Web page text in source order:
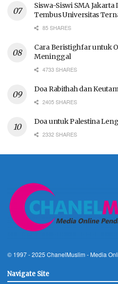
Siswa-Siswi SMA
Tembus Universitas
85 SHARES
Cara Beristighfar untuk
Meninggal
4733 SHARES
Doa Rabithah dan
2405 SHARES
Doa untuk Palestina
2332 SHARES
© 1997 - 2025 ChanelMuslim - Media
Navigate Site